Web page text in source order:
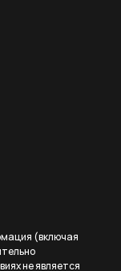
(включая
не является